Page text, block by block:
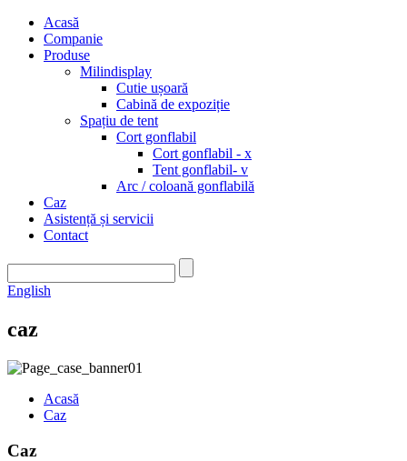
Acasă
Companie
Produse
Milindisplay
Cutie ușoară
Cabină de expoziție
Spațiu de tent
Cort gonflabil
Cort gonflabil - x
Tent gonflabil- v
Arc / coloană gonflabilă
Caz
Asistență și servicii
Contact
English
caz
Acasă
Caz
Caz